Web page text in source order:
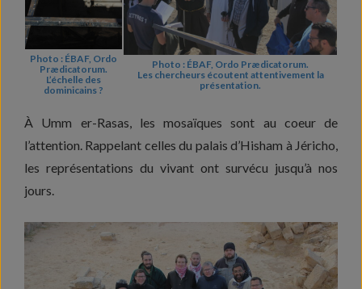
Photo : ÉBAF, Ordo
Prædicatorum.
L’échelle des
dominicains ?
Photo : ÉBAF, Ordo Prædicatorum.
Les chercheurs écoutent attentivement la
présentation.
À Umm er-Rasas, les mosaïques sont au coeur de
l’attention. Rappelant celles du palais d’Hisham à Jéricho,
les représentations du vivant ont survécu jusqu’à nos
jours.